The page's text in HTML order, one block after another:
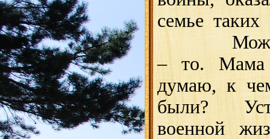
семье таких
Может
– то.
думаю, к
были?
военной